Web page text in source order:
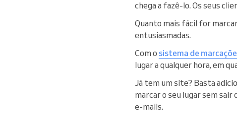
chega a fazê-lo. Os seus
Quanto mais fácil for
entusiasmadas.
Com o sistema de
lugar a qualquer hora, em
Já tem um site? Basta
marcar o seu lugar sem sair
e-mails.